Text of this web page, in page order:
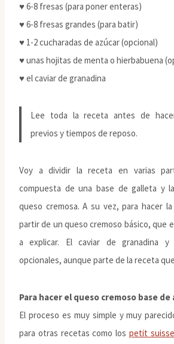
♥ 6-8 fresas (para poner enteras)
♥ 6-8 fresas grandes (para batir)
♥ 1-2 cucharadas de azúcar (opcional)
♥ unas hojitas de menta o hierbabuena
♥ el caviar de granadina
Lee toda la receta antes de
previos y tiempos de reposo.
Voy a dividir la receta en varias
compuesta de una base de galleta y
queso cremosa. A su vez, para hacer
partir de un queso cremoso básico, que
a explicar. El caviar de granadina y
opcionales, aunque parte de la receta
Para hacer el queso cremoso base de
El proceso es muy simple y muy
para otras recetas como los petit